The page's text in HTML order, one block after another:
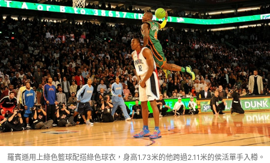
羅賓遜用上綠色籃球配搭綠色球衣，身高1.73米的他跨過2.11米的侯活單手入樽。